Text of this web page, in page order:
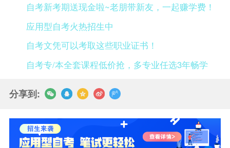
自考新考期送现金啦~老朋带新友，一起赚学费！
应用型自考火热招生中
自考文凭可以考取这些职业证书！
自考专/本全套课程低价抢，多专业任选3年畅学
分享到: